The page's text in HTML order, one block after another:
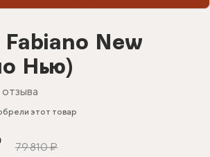
Fabiano New
Нью)
отзыва
этот товар
79 810 ₽